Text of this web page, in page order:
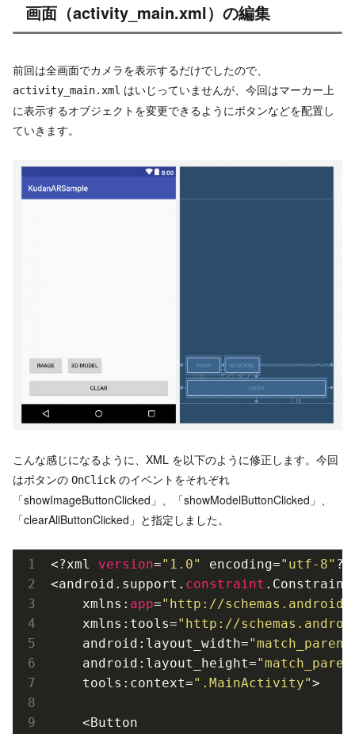
画面（activity_main.xml）の編集
前回は全画面でカメラを表示するだけでしたので、
activity_main.xml はいじっていませんが、今回はマーカー上
に表示するオブジェクトを変更できるようにボタンなどを配置し
ていきます。
こんな感じになるように、XML を以下のように修正します。今回
はボタンの OnClick のイベントをそれぞれ
「showImageButtonClicked」、「showModelButtonClicked」、
「clearAllButtonClicked」と指定しました。
<?xml version="1.0" encoding="utf-8" ?>
<android.support. constraint
    xmlns:
app="http://
    xmlns:tools=
"http://
    android:layout_width=
    android:layout_height=
    tools:context=
".MainActivity">
    <Button